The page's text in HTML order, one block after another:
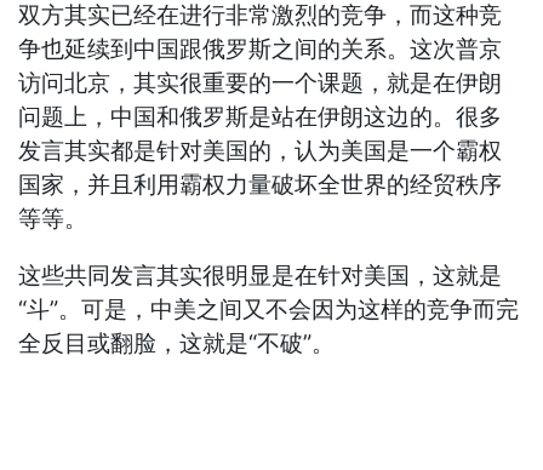
双方其实已经在进行非常激烈的竞争，而这种竞
争也延续到中国跟俄罗斯之间的关系。这次普京
访问北京，其实很重要的一个课题，就是在伊朗
问题上，中国和俄罗斯是站在伊朗这边的。很多
发言其实都是针对美国的，认为美国是一个霸权
国家，并且利用霸权力量破坏全世界的经贸秩序
等等。
这些共同发言其实很明显是在针对美国，这就是
“斗”。可是，中美之间又不会因为这样的竞争而完
全反目或翻脸，这就是“不破”。